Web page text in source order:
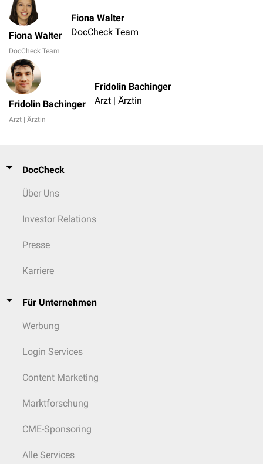
Fiona Walter
DocCheck Team
Fiona Walter
DocCheck Team
Fridolin Bachinger
Arzt | Ärztin
Fridolin Bachinger
Arzt | Ärztin
DocCheck
Über Uns
Investor Relations
Presse
Karriere
Für Unternehmen
Werbung
Login Services
Content Marketing
Marktforschung
CME-Sponsoring
Alle Services